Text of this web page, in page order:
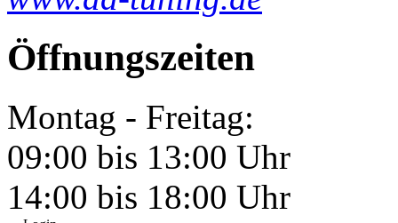
Öffnungszeiten
Montag - Freitag:
09:00 bis 13:00 Uhr
14:00 bis 18:00 Uhr